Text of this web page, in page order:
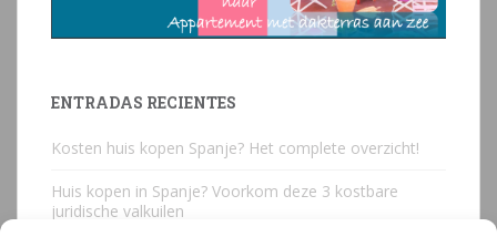
ENTRADAS RECIENTES
Kosten huis kopen Spanje? Het complete overzicht!
Huis kopen in Spanje? Voorkom deze 3 kostbare
juridische valkuilen